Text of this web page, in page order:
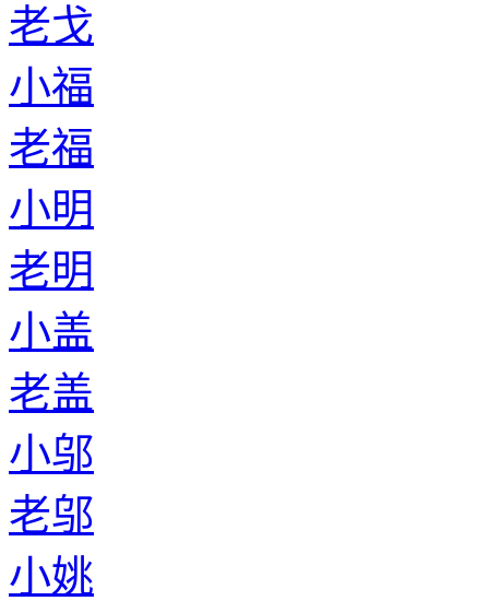
老戈
小福
老福
小明
老明
小盖
老盖
小邬
老邬
小姚